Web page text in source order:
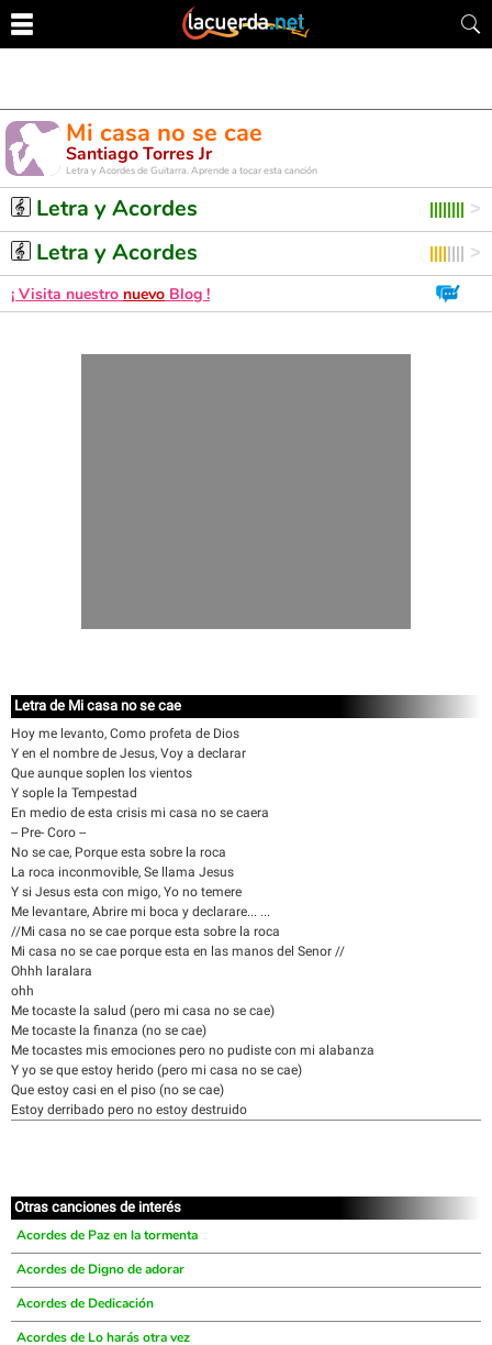
Mi casa no se cae
Santiago Torres Jr
Letra y Acordes de Guitarra. Aprende a tocar esta canción
Letra y Acordes
Letra y Acordes
¡ Visita nuestro nuevo Blog !
Letra de Mi casa no se cae
Hoy me levanto, Como profeta de Dios
Y en el nombre de Jesus, Voy a declarar
Que aunque soplen los vientos
Y sople la Tempestad
En medio de esta crisis mi casa no se caera
-- Pre- Coro --
No se cae, Porque esta sobre la roca
La roca inconmovible, Se llama Jesus
Y si Jesus esta con migo, Yo no temere
Me levantare, Abrire mi boca y declarare... ...
//Mi casa no se cae porque esta sobre la roca
Mi casa no se cae porque esta en las manos del Senor //
Ohhh laralara
ohh
Me tocaste la salud (pero mi casa no se cae)
Me tocaste la finanza (no se cae)
Me tocastes mis emociones pero no pudiste con mi alabanza
Y yo se que estoy herido (pero mi casa no se cae)
Que estoy casi en el piso (no se cae)
Estoy derribado pero no estoy destruido
Otras canciones de interés
Acordes de Paz en la tormenta
Acordes de Digno de adorar
Acordes de Dedicación
Acordes de Lo harás otra vez